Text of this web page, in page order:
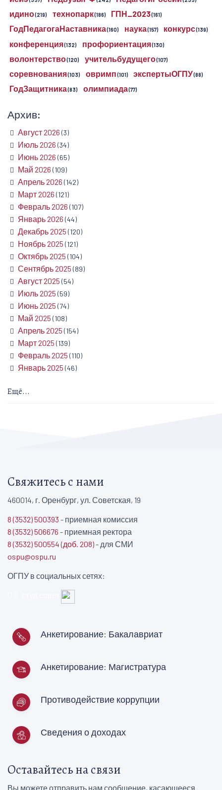
идино(219) технопарк(186) ГПН_2023(161)
ГодПедагогаНаставника(160) наука(157) конкурс(139)
конференция(132) профориентация(130)
волонтерство(120) учительбудущего(107)
соревнования(103) овримп(101) экспертыОГПУ(88)
ГодЗащитника(83) олимпиада(77)
Архив:
Август 2026 (3)
Июль 2026 (34)
Июнь 2026 (65)
Май 2026 (109)
Апрель 2026 (142)
Март 2026 (121)
Февраль 2026 (107)
Январь 2026 (44)
Декабрь 2025 (120)
Ноябрь 2025 (121)
Октябрь 2025 (104)
Сентябрь 2025 (89)
Август 2025 (54)
Июль 2025 (59)
Июнь 2025 (74)
Май 2025 (108)
Апрель 2025 (154)
Март 2025 (139)
Февраль 2025 (110)
Январь 2025 (46)
Ещё...
Свяжитесь с нами
460014, г. Оренбург, ул. Советская, 19
8 (3532) 500393 - приемная комиссия
8 (3532) 506676 - приемная ректора
8 (3532) 500554 (доб. 208)- для СМИ
ospu@ospu.ru
ОГПУ в социальных сетях:
Анкетирование: Бакалавриат
Анкетирование: Магистратура
Противодействие коррупции
Сведения о доходах
Оставайтесь на связи
Вы можете отправить нам сообщение, касающееся